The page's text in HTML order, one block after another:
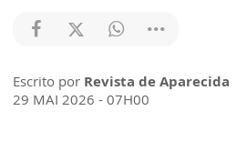
Escrito por Revista de Aparecida
29 MAI 2026 - 07H00